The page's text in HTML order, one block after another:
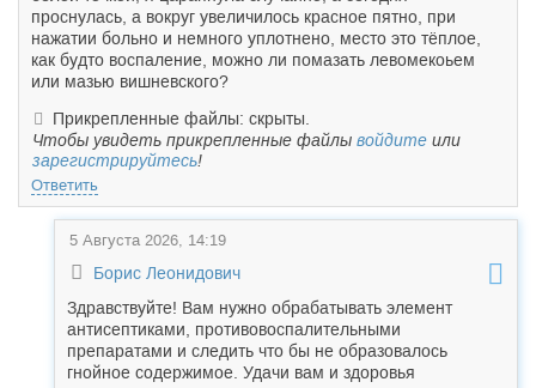
проснулась, а вокруг увеличилось красное пятно, при
нажатии больно и немного уплотнено, место это тёплое,
как будто воспаление, можно ли помазать левомекоьем
или мазью вишневского?
Прикрепленные файлы: скрыты.
Чтобы увидеть прикрепленные файлы войдите или
зарегистрируйтесь!
Ответить
5 Августа 2026, 14:19
Борис Леонидович
Здравствуйте! Вам нужно обрабатывать элемент
антисептиками, противовоспалительными
препаратами и следить что бы не образовалось
гнойное содержимое. Удачи вам и здоровья